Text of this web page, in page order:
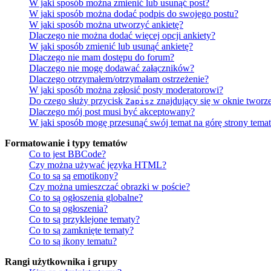
W jaki sposób można zmienić lub usunąć post?
W jaki sposób można dodać podpis do swojego postu?
W jaki sposób można utworzyć ankietę?
Dlaczego nie można dodać więcej opcji ankiety?
W jaki sposób zmienić lub usunąć ankietę?
Dlaczego nie mam dostępu do forum?
Dlaczego nie mogę dodawać załączników?
Dlaczego otrzymałem/otrzymałam ostrzeżenie?
W jaki sposób można zgłosić posty moderatorowi?
Do czego służy przycisk Zapisz znajdujący się w oknie
Dlaczego mój post musi być akceptowany?
W jaki sposób mogę przesunąć swój temat na górę strony
Formatowanie i typy tematów
Co to jest BBCode?
Czy można używać języka HTML?
Co to są są emotikony?
Czy można umieszczać obrazki w poście?
Co to są ogłoszenia globalne?
Co to są ogłoszenia?
Co to są przyklejone tematy?
Co to są zamknięte tematy?
Co to są ikony tematu?
Rangi użytkownika i grupy